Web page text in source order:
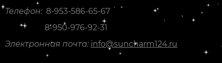
Телефон: 8-953-586-65-67
8-950-976-92-31
Электронная почта: info@suncharm124.ru